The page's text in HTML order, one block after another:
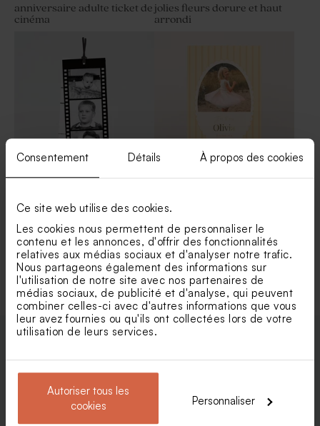
Consentement Détails À propos des cookies
Ce site web utilise des cookies.
Les cookies nous permettent de personnaliser le
contenu et les annonces, d'offrir des fonctionnalités
relatives aux médias sociaux et d'analyser notre trafic.
Nous partageons également des informations sur
l'utilisation de notre site avec nos partenaires de
médias sociaux, de publicité et d'analyse, qui peuvent
combiner celles-ci avec d'autres informations que vous
leur avez fournies ou qu'ils ont collectées lors de votre
utilisation de leurs services.
Autoriser tous les
cookies
Personnaliser
anniversaire adulte ticket de
cinéma
jolies fleurs dorure et haut
arrondi
Carte d'invitation
photo négative
Carte invitation anniversaire
Voir toute la collection Invitation fête
Enveloppes